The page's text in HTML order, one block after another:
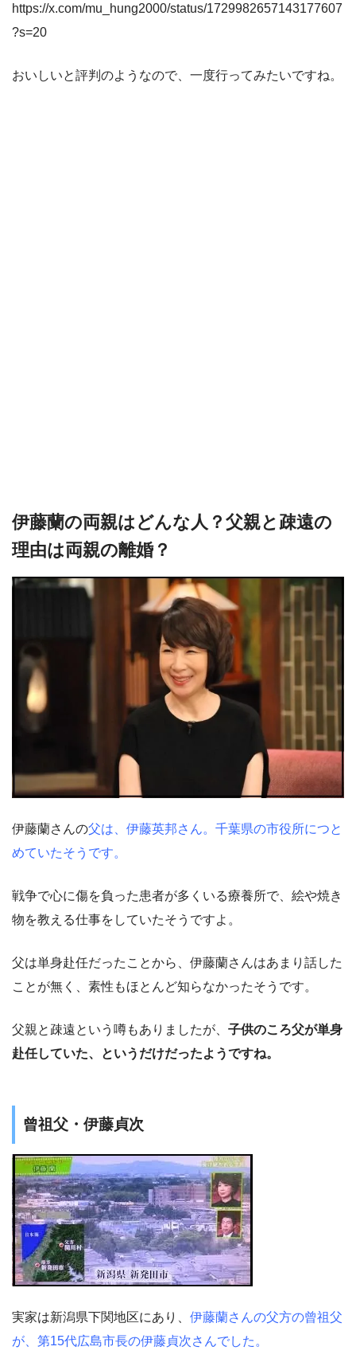
https://x.com/mu_hung2000/status/1729982657143177607
?s=20
おいしいと評判のようなので、一度行ってみたいですね。
伊藤蘭の両親はどんな人？父親と疎遠の
理由は両親の離婚？
伊藤蘭さんの父は、伊藤英邦さん。千葉県の市役所につと
めていたそうです。
戦争で心に傷を負った患者が多くいる療養所で、絵や焼き
物を教える仕事をしていたそうですよ。
父は単身赴任だったことから、伊藤蘭さんはあまり話した
ことが無く、素性もほとんど知らなかったそうです。
父親と疎遠という噂もありましたが、 子供のころ父が単身
赴任していた、というだけだったようですね。
曾祖父・伊藤貞次
実家は新潟県下関地区にあり、 伊藤蘭さんの父方の曾祖父
が、第15代広島市長の伊藤貞次さんでした。